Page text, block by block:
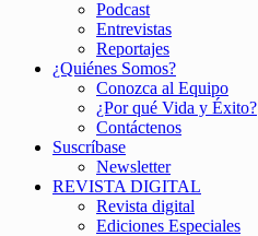
Podcast
Entrevistas
Reportajes
¿Quiénes Somos?
Conozca al Equipo
¿Por qué Vida y Éxito?
Contáctenos
Suscríbase
Newsletter
REVISTA DIGITAL
Revista digital
Ediciones Especiales